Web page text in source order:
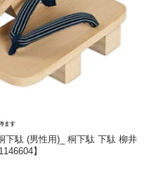
下駄 (男性用)_ 桐下駄 下駄 柳井
】